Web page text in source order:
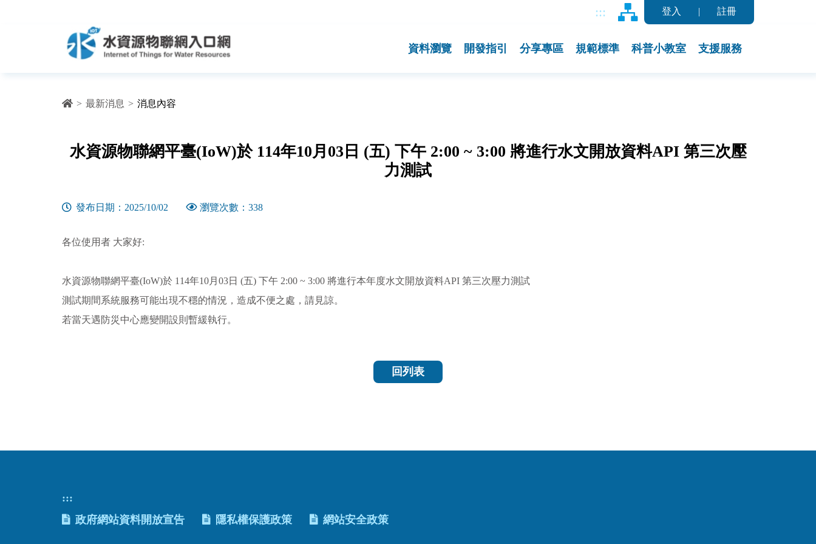
::: 登入 | 註冊
資料瀏覽 開發指引 分享專區 規範標準 科普小教室 支援服務
> 最新消息 > 消息內容
水資源物聯網平臺(IoW)於 114年10月03日 (五) 下午 2:00 ~ 3:00 將進行水文開放資料API 第三次壓
力測試
發布日期：2025/10/02 瀏覽次數：338
各位使用者 大家好:
水資源物聯網平臺(IoW)於 114年10月03日 (五) 下午 2:00 ~ 3:00 將進行本年度水文開放資料API 第三次壓力測試
測試期間系統服務可能出現不穩的情況，造成不便之處，請見諒。
若當天遇防災中心應變開設則暫緩執行。
回列表
:::
政府網站資料開放宣告
隱私權保護政策 網站安全政策